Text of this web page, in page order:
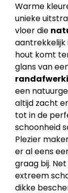
Warme
unieke
vloer die
aantrekkelijk
hout komt
glans van
een
altijd zacht
tot in de
schoonheid
Plezier
er al eens
graag bij.
extreem
dikke